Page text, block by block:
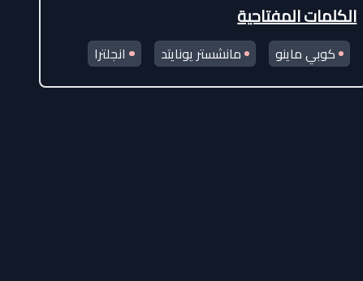
الكلمات المفتاحية
كوبي ماينو مانشستر يونايتد انجلترا